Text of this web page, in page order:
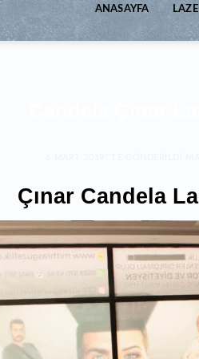
ANASAYFA
Çınar Candela